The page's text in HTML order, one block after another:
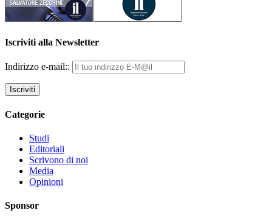
Iscriviti alla Newsletter
Indirizzo e-mail::
Categorie
Studi
Editoriali
Scrivono di noi
Media
Opinioni
Sponsor